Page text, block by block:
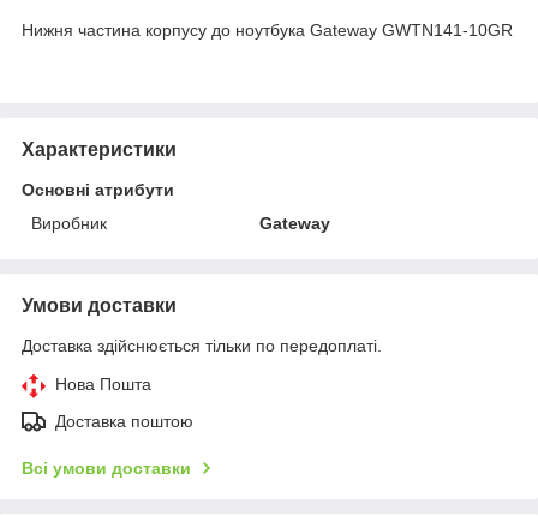
Нижня частина корпусу до ноутбука Gateway GWTN141-10GR
Характеристики
Основні атрибути
Виробник
Gateway
Умови доставки
Доставка здійснюється тільки по передоплаті.
Нова Пошта
Доставка поштою
Всі умови доставки